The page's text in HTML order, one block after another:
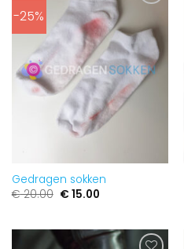
-25%
verlanglijst
toevoegen
Gedragen sokken
€20.00 Oorspronkelijke
€15.00Huidige